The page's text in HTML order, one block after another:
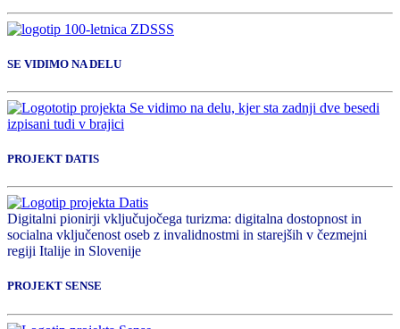
SE VIDIMO NA DELU
PROJEKT DATIS
Digitalni pionirji vključujočega turizma: digitalna dostopnost in
socialna vključenost oseb z invalidnostmi in starejših v čezmejni
regiji Italije in Slovenije
PROJEKT SENSE